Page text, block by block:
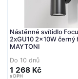
Nástěnné svítidlo
2xGU10 2x10W černý
MAYTONI
Do 10 dnů
1 268 Kč
s DPH